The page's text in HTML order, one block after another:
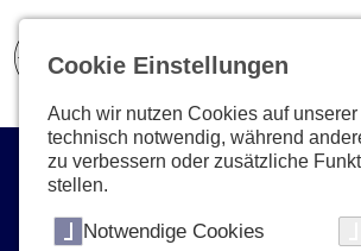
Cookie Einstellungen
Auch wir nutzen Cookies auf
technisch notwendig, während
zu verbessern oder zusätzliche
stellen.
Notwendige Cookies